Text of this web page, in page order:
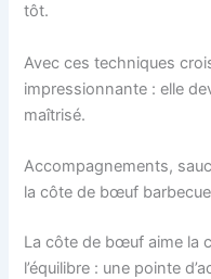
tôt.
Avec ces techniques
impressionnante : elle
maîtrisé.
Accompagnements,
la côte de bœuf
La côte de bœuf aime la
l’équilibre : une pointe